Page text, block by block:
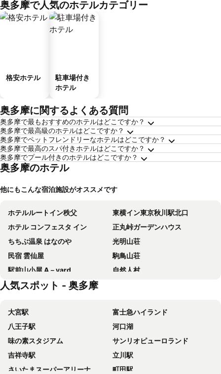
奥多摩で人気のホテルカテゴリー
格安ホテル
駐車場付き
ホテル
奥多摩に関するよくある質問
奥多摩で最もおすすめのホテルはどこですか？
奥多摩で最高級のホテルはどこですか？
奥多摩でペットフレンドリーなホテルはどこですか？
奥多摩で最高のスパ付きホテルはどこですか？
奥多摩でプール付きのホテルはどこですか？
奥多摩のホテル
他にもこんな宿泊施設がオススメです
ホテルルートイン秩父
東横イン東京秋川駅北口
ホテル コンフェスタ イン
正丸峠ガーデンハウス
ちちぶ温泉 はなのや
光明山荘
民宿 雲仙屋
駒鳥山荘
駅前山小屋 A－yard
自然人村
Yatsugawakan
嶺雲荘
民話の宿 荒澤屋旅館
Landscape Hotel THEATER 1
Sightseeing Inn Honjin
人気スポット - 奥多摩
大宮駅
富士急ハイランド
八王子駅
河口湖
味の素スタジアム
サンリオピューロランド
吉祥寺駅
立川駅
さいたまスーパーアリーナ
町田駅